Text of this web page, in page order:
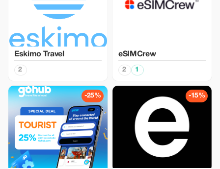
Eskimo Travel
2
eSIMCrew
2 1
-25% -15%